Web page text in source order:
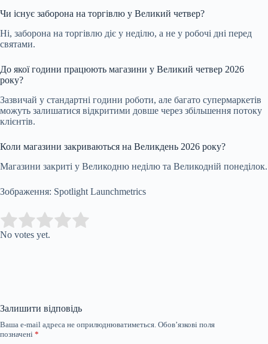
Чи існує заборона на торгівлю у Великий четвер?
Ні, заборона на торгівлю діє у неділю, а не у робочі дні перед
святами.
До якої години працюють магазини у Великий четвер 2026
року?
Зазвичай у стандартні години роботи, але багато супермаркетів
можуть залишатися відкритими довше через збільшення потоку
клієнтів.
Коли магазини закриваються на Великдень 2026 року?
Магазини закриті у Великодню неділю та Великодній понеділок.
Зображення: Spotlight Launchmetrics
Rate this item:
No votes yet.
Залишити відповідь
Ваша e-mail адреса не оприлюднюватиметься. Обов’язкові поля
позначені *